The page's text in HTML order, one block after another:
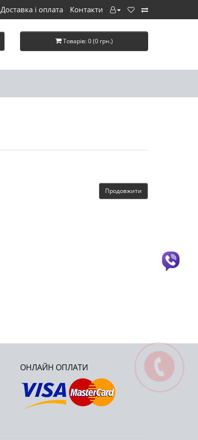
Доставка і оплата Контакти
Товарів: 0 (0 грн.)
Продовжити
ОНЛАЙН ОПЛАТИ